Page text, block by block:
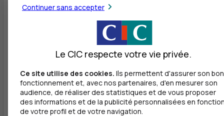
Retrait de rouleaux de monnaie EUR
Dépôt de monnaie EUR
Dépôt valorisé de chèques EUR
Dépôt de chèques EUR
Equipement pour déficients visuels
Continuer sans accepter
Le CIC respecte votre vie privée.
Ce site utilise des cookies. Ils permettent d'assurer son bon
fonctionnement et, avec nos partenaires, d'en mesurer son
audience, de réaliser des statistiques et de vous proposer
des informations et de la publicité personnalisées en
de votre profil et de votre navigation.